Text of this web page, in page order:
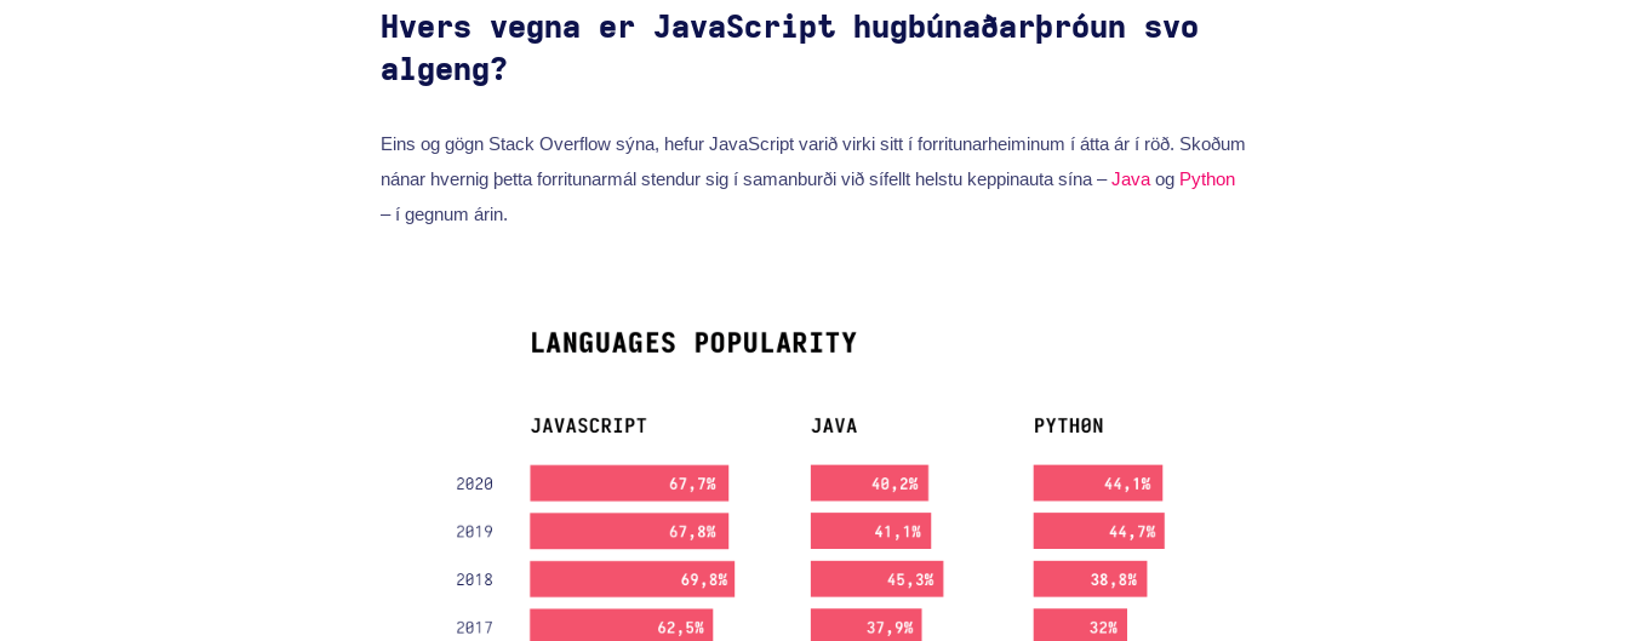
Hvers vegna er JavaScript hugbúnaðarþróun svo
algeng?
Eins og gögn Stack Overflow sýna, hefur JavaScript varið virki sitt í forritunarheiminum í átta ár í röð. Skoðum
nánar hvernig þetta forritunarmál stendur sig í samanburði við sífellt helstu keppinauta sína –Javaog Python
– í gegnum árin.